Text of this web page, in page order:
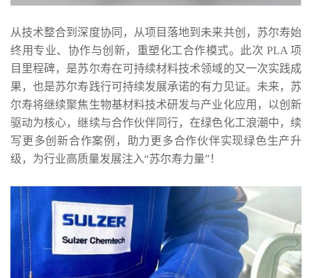
从技术整合到深度协同，从项目落地到未来共创，苏尔寿始
终用专业、协作与创新，重塑化工合作模式。此次 PLA 项
目里程碑，是苏尔寿在可持续材料技术领域的又一次实践成
果，也是苏尔寿践行可持续发展承诺的有力见证。未来，苏
尔寿将继续聚焦生物基材料技术研发与产业化应用，以创新
驱动为核心，继续与合作伙伴同行，在绿色化工浪潮中，续
写更多创新合作案例，助力更多合作伙伴实现绿色生产升
级，为行业高质量发展注入“苏尔寿力量”！